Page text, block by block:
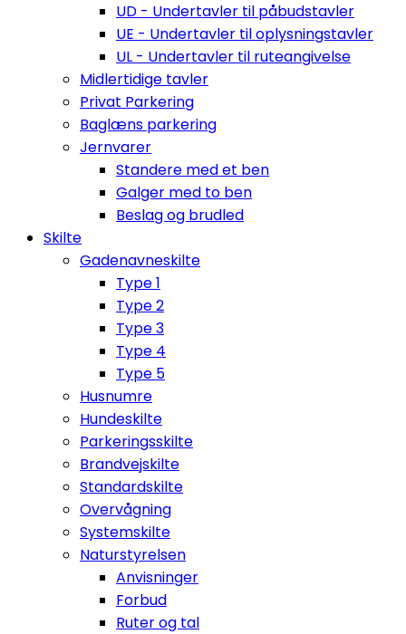
UD - Undertavler til påbudstavler
UE - Undertavler til oplysningstavler
UL - Undertavler til ruteangivelse
Midlertidige tavler
Privat Parkering
Baglæns parkering
Jernvarer
Standere med et ben
Galger med to ben
Beslag og brudled
Skilte
Gadenavneskilte
Type 1
Type 2
Type 3
Type 4
Type 5
Husnumre
Hundeskilte
Parkeringsskilte
Brandvejskilte
Standardskilte
Overvågning
Systemskilte
Naturstyrelsen
Anvisninger
Forbud
Ruter og tal